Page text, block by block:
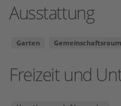
Ausstattung
Garten
Freizeit und